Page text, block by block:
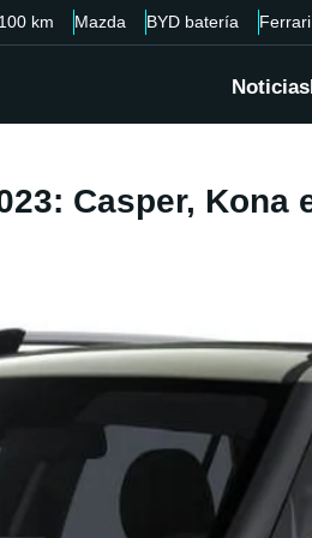
km Mazda BYD batería Ferrari
Noticias
Casper, Kona